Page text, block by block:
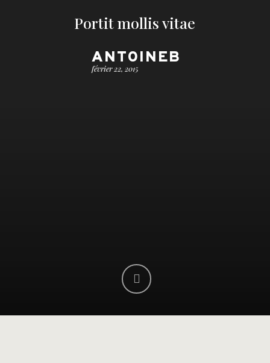
Portit mollis vitae
ANTOINEB
février 22, 2015